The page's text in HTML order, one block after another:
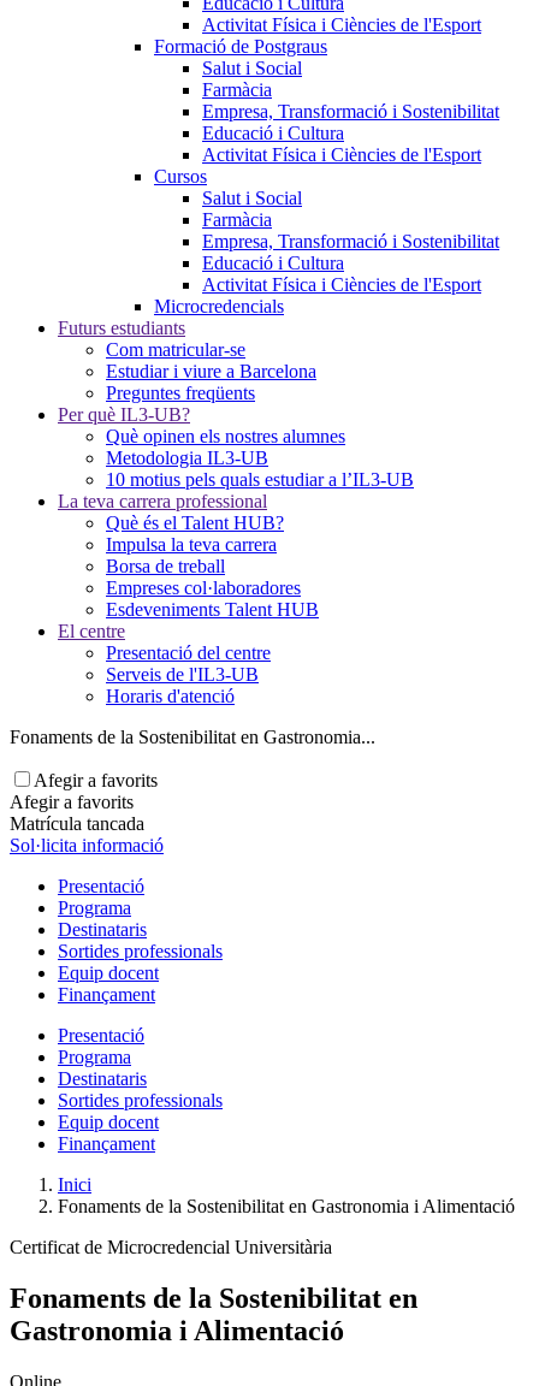
Activitat Física i Ciències de l'Esport
Formació de Postgraus
Salut i Social
Farmàcia
Empresa, Transformació i Sostenibilitat
Educació i Cultura
Activitat Física i Ciències de l'Esport
Cursos
Salut i Social
Farmàcia
Empresa, Transformació i Sostenibilitat
Educació i Cultura
Activitat Física i Ciències de l'Esport
Microcredencials
Futurs estudiants
Com matricular-se
Estudiar i viure a Barcelona
Preguntes freqüents
Per què IL3-UB?
Què opinen els nostres alumnes
Metodologia IL3-UB
10 motius pels quals estudiar a l’IL3-UB
La teva carrera professional
Què és el Talent HUB?
Impulsa la teva carrera
Borsa de treball
Empreses col·laboradores
Esdeveniments Talent HUB
El centre
Presentació del centre
Serveis de l'IL3-UB
Horaris d'atenció
Fonaments de la Sostenibilitat en Gastronomia...
Afegir a favorits
Afegir a favorits
Matrícula tancada
Sol·licita informació
Presentació
Programa
Destinataris
Sortides professionals
Equip docent
Finançament
Presentació
Programa
Destinataris
Sortides professionals
Equip docent
Finançament
Inici
Fonaments de la Sostenibilitat en Gastronomia i Alimentació
Certificat de Microcredencial Universitària
Fonaments de la Sostenibilitat en
Gastronomia i Alimentació
Online